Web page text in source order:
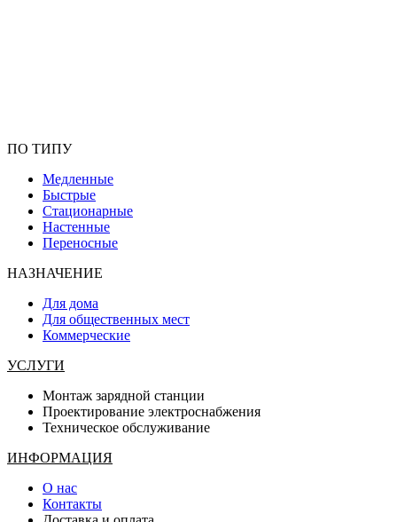
ПО ТИПУ
Медленные
Быстрые
Стационарные
Настенные
Переносные
НАЗНАЧЕНИЕ
Для дома
Для общественных мест
Коммерческие
УСЛУГИ
Монтаж зарядной станции
Проектирование электроснабжения
Техническое обслуживание
ИНФОРМАЦИЯ
О нас
Контакты